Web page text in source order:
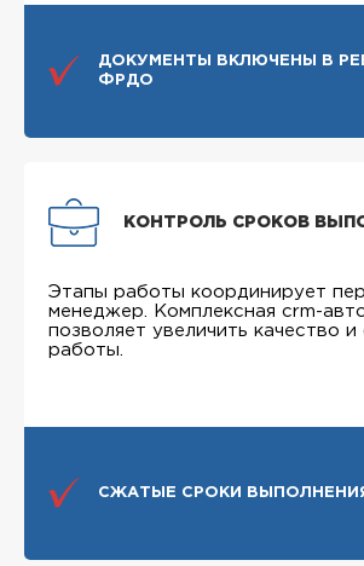
ДОКУМЕНТЫ ВКЛЮЧЕНЫ В
ФРДО
КОНТРОЛЬ СРОКОВ
Этапы работы координирует
менеджер. Комплексная crm-
позволяет увеличить качество и
работы.
СЖАТЫЕ СРОКИ